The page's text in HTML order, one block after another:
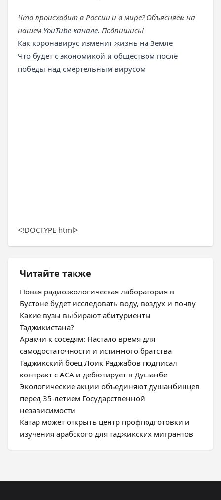
Что происходит в России и в мире? Объясняем на
нашем YouTube-канале. Подпишись!
Как коронавирус изменит жизнь на Земле
Что будет с экономикой и обществом после
победы над смертельным вирусом
<!DOCTYPE html>
Читайте также
Новая радиоэкологическая лаборатория в
Бустоне будет исследовать воду, воздух и почву
Какие вузы выбирают абитуриенты
Таджикистана?
Аракчи к соседям: Настало время для
самодостаточности и истинного братства
Таджикский боец Лоик Раджабов подписал
контракт с ACA и дебютирует в Душанбе
Экологические акции объединяют душанбинцев
перед 35-летием Государственной
независимости
Катар может открыть центр профподготовки и
изучения арабского для таджикских мигрантов